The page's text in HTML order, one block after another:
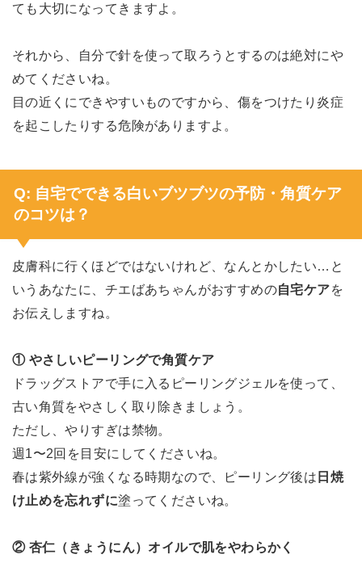
ても大切になってきますよ。
それから、自分で針を使って取ろうとするのは絶対にや
めてくださいね。
目の近くにできやすいものですから、傷をつけたり炎症
を起こしたりする危険がありますよ。
Q: 自宅でできる白いブツブツの予防・角質ケア
のコツは？
皮膚科に行くほどではないけれど、なんとかしたい…と
いうあなたに、チエばあちゃんがおすすめの自宅ケアを
お伝えしますね。
① やさしいピーリングで角質ケア
ドラッグストアで手に入るピーリングジェルを使って、
古い角質をやさしく取り除きましょう。
ただし、やりすぎは禁物。
週1〜2回を目安にしてくださいね。
春は紫外線が強くなる時期なので、ピーリング後は 日焼
け止めを忘れずに塗ってくださいね。
② 杏仁（きょうにん）オイルで肌をやわらかく